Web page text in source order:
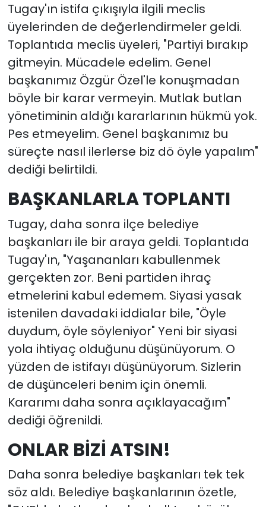
Tugay'ın istifa çıkışıyla ilgili meclis
üyelerinden de değerlendirmeler geldi.
Toplantıda meclis üyeleri, "Partiyi bırakıp
gitmeyin. Mücadele edelim. Genel
başkanımız Özgür Özel'le konuşmadan
böyle bir karar vermeyin. Mutlak butlan
yönetiminin aldığı kararlarının hükmü yok.
Pes etmeyelim. Genel başkanımız bu
süreçte nasıl ilerlerse biz dö öyle yapalım"
dediği belirtildi.
BAŞKANLARLA TOPLANTI
Tugay, daha sonra ilçe belediye
başkanları ile bir araya geldi. Toplantıda
Tugay'ın, "Yaşananları kabullenmek
gerçekten zor. Beni partiden ihraç
etmelerini kabul edemem. Siyasi yasak
istenilen davadaki iddialar bile, "Öyle
duydum, öyle söyleniyor" Yeni bir siyasi
yola ihtiyaç olduğunu düşünüyorum. O
yüzden de istifayı düşünüyorum. Sizlerin
de düşünceleri benim için önemli.
Kararımı daha sonra açıklayacağım"
dediği öğrenildi.
ONLAR BİZİ ATSIN!
Daha sonra belediye başkanları tek tek
söz aldı. Belediye başkanlarının özetle,